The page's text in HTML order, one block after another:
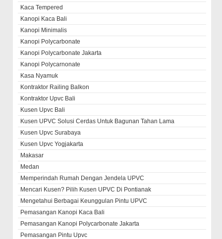
Kaca Tempered
Kanopi Kaca Bali
Kanopi Minimalis
Kanopi Polycarbonate
Kanopi Polycarbonate Jakarta
Kanopi Polycarnonate
Kasa Nyamuk
Kontraktor Railing Balkon
Kontraktor Upvc Bali
Kusen Upvc Bali
Kusen UPVC Solusi Cerdas Untuk Bagunan Tahan Lama
Kusen Upvc Surabaya
Kusen Upvc Yogjakarta
Makasar
Medan
Memperindah Rumah Dengan Jendela UPVC
Mencari Kusen? Pilih Kusen UPVC Di Pontianak
Mengetahui Berbagai Keunggulan Pintu UPVC
Pemasangan Kanopi Kaca Bali
Pemasangan Kanopi Polycarbonate Jakarta
Pemasangan Pintu Upvc